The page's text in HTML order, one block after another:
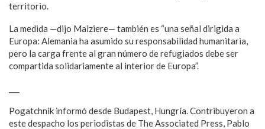
territorio.
La medida —dijo Maiziere— también es “una señal dirigida a
Europa: Alemania ha asumido su responsabilidad humanitaria,
pero la carga frente al gran número de refugiados debe ser
compartida solidariamente al interior de Europa”.
Pogatchnik informó desde Budapest, Hungría. Contribuyeron a
este despacho los periodistas de The Associated Press, Pablo